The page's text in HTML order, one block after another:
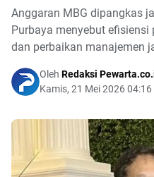
Anggaran MBG dipangkas
Purbaya menyebut
dan perbaikan manajemen
Oleh Redaksi
Kamis, 21 Mei 2026 04:16